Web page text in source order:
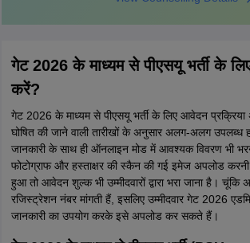
गेट 2026 के माध्यम से पीएसयू भर्ती के
करें?
गेट 2026 के माध्यम से पीएसयू भर्ती के लिए आवेदन प्रक्रिया
घोषित की जाने वाली तारीखों के अनुसार अलग-अलग उपलब्ध
जानकारी के साथ ही ऑनलाइन मोड में आवश्यक विवरण भी
फोटोग्राफ और हस्ताक्षर की स्कैन की गई इमेज अपलोड
हुआ तो आवेदन शुल्क भी उम्मीदवारों द्वारा भरा जाना है। चूंकि
रजिस्ट्रेशन नंबर मांगती हैं, इसलिए उम्मीदवार गेट 2026
जानकारी का उपयोग करके इसे अपलोड कर सकते हैं।